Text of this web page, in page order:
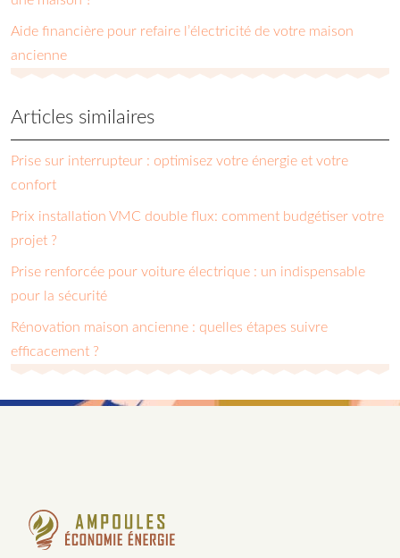
Aide financière pour refaire l’électricité de votre maison
ancienne
Articles similaires
Prise sur interrupteur : optimisez votre énergie et votre
confort
Prix installation VMC double flux: comment budgétiser votre
projet ?
Prise renforcée pour voiture électrique : un indispensable
pour la sécurité
Rénovation maison ancienne : quelles étapes suivre
efficacement ?